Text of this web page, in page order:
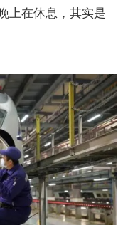
上在休息，其实是